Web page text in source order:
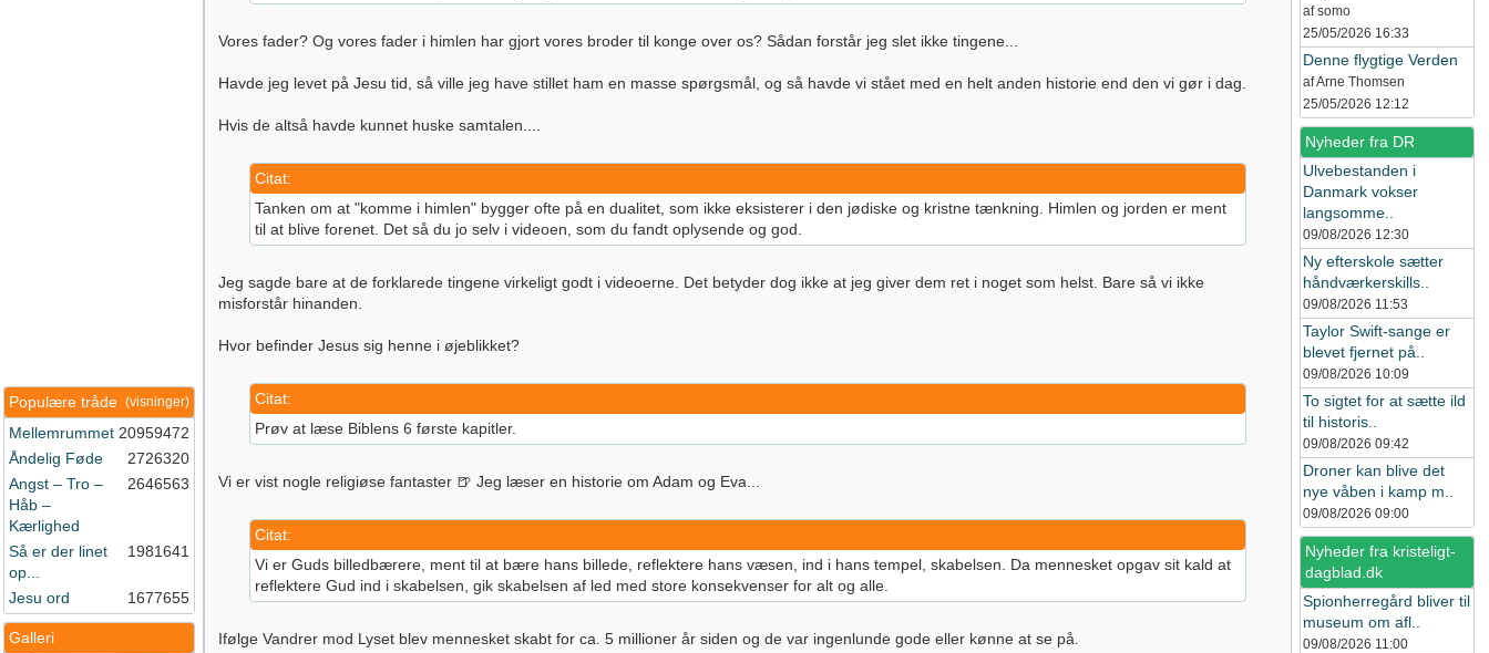
(visninger)
Populære tråde
Mellemrummet 20959472
Åndelig Føde
2726320
Angst – Tro –
Håb –
Kærlighed
2646563
Så er der linet
op...
1981641
Jesu ord 1677655
Galleri
Vores fader? Og vores fader i himlen har gjort vores broder til konge over os? Sådan forstår jeg slet ikke tingene...
Havde jeg levet på Jesu tid, så ville jeg have stillet ham en masse spørgsmål, og så havde vi stået med en helt anden historie end den vi gør i dag.
Hvis de altså havde kunnet huske samtalen....
Citat:
Tanken om at "komme i himlen" bygger ofte på en dualitet, som ikke eksisterer i den jødiske og kristne tænkning. Himlen og jorden er ment
til at blive forenet. Det så du jo selv i videoen, som du fandt oplysende og god.
Jeg sagde bare at de forklarede tingene virkeligt godt i videoerne. Det betyder dog ikke at jeg giver dem ret i noget som helst. Bare så vi ikke
misforstår hinanden.
Hvor befinder Jesus sig henne i øjeblikket?
Citat:
Prøv at læse Biblens 6 første kapitler.
Vi er vist nogle religiøse fantaster 🍺 Jeg læser en historie om Adam og Eva...
Citat:
Vi er Guds billedbærere, ment til at bære hans billede, reflektere hans væsen, ind i hans tempel, skabelsen. Da mennesket opgav sit kald at
reflektere Gud ind i skabelsen, gik skabelsen af led med store konsekvenser for alt og alle.
Ifølge Vandrer mod Lyset blev mennesket skabt for ca. 5 millioner år siden og de var ingenlunde gode eller kønne at se på.
af somo
25/05/2026 16:33
Denne flygtige Verden
af Arne Thomsen
25/05/2026 12:12
Nyheder fra DR
Ulvebestanden i
Danmark vokser
langsomme..
09/08/2026 12:30
Ny efterskole sætter
håndværkerskills..
09/08/2026 11:53
Taylor Swift-sange er
blevet fjernet på..
09/08/2026 10:09
To sigtet for at sætte ild
til historis..
09/08/2026 09:42
Droner kan blive det
nye våben i kamp m..
09/08/2026 09:00
Nyheder fra kristeligt-
dagblad.dk
Spionherregård bliver til
museum om afl..
09/08/2026 11:00